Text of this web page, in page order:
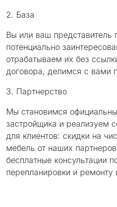
2. База
Вы или ваш представитель
потенциально
отрабатываем их без
договора, делимся с вами
3. Партнерство
Мы становимся
застройщика и реализуем
для клиентов: скидки на
мебель от наших
бесплатные консультации
перепланировки и ремонту